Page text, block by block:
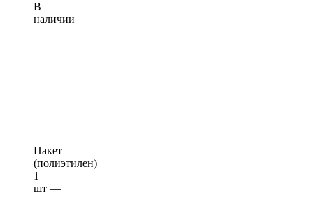
В
наличии
Пакет
(полиэтилен)
1
шт —